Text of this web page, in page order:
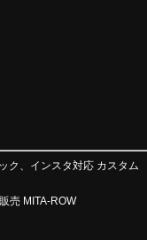
ク、インスタ対応 カスタム
売 MITA-ROW